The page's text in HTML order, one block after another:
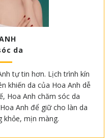
da
tự tin hơn. Lịch trình kín
khiến da của Hoa Anh dễ
Hoa Anh chăm sóc da
Anh để giữ cho làn da
khỏe, mịn màng.